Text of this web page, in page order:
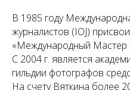
В 1985 году
журналистов (IOJ)
«Международный Мастер
С 2004 г. является
гильдии фотографов
На счету Вяткина более